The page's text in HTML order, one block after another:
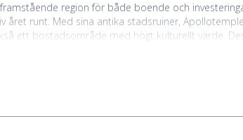
region för både boende och
året runt. Med sina antika stadsruiner,
ett bostadsområde med högt kulturellt värde.
potential för permanent boende och hyresintäkter.
2 km från Sides antika stad, och ligger inom
apotek, bagerier och stranden.